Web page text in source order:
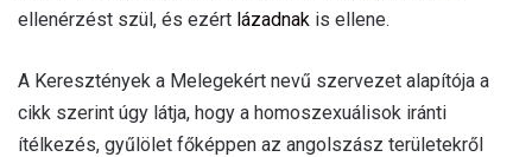
ellenérzést szül, és ezért lázadnak is ellene.
A Keresztények a Melegekért nevű szervezet alapítója a
cikk szerint úgy látja, hogy a homoszexuálisok iránti
ítélkezés, gyűlölet főképpen az angolszász területekről